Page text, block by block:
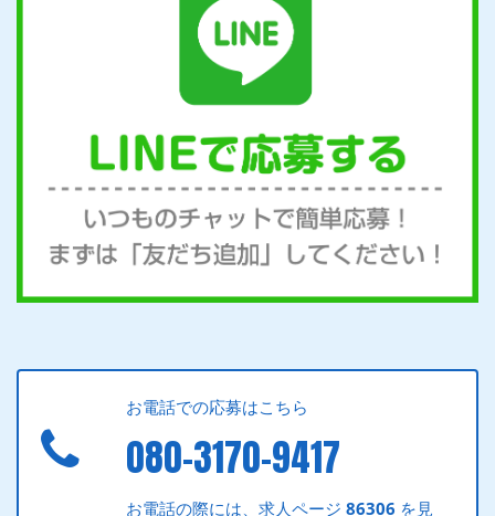
お電話での応募はこちら
080-3170-9417
お電話の際には、求人ページ86306 を見